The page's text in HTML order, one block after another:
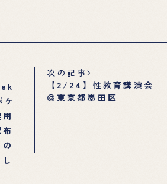
次の記事
【2/24】性教育講演会
＠東京都墨田区